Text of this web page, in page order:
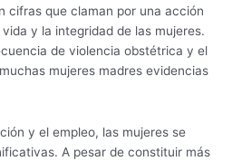
cifras que claman por una acción
y la integridad de las mujeres.
de violencia obstétrica y el
mujeres madres evidencias
y el empleo, las mujeres se
A pesar de constituir más